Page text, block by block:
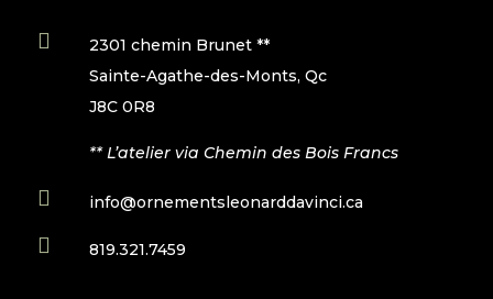

2301 chemin Brunet **
Sainte-Agathe-des-Monts, Qc
J8C 0R8
** L’atelier via Chemin des Bois Francs
 info@ornementsleonarddavinci.ca
 819.321.7459